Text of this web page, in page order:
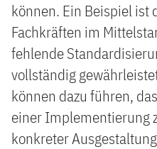
können. Ein Beispiel ist
Fachkräften im
fehlende
vollständig
können dazu führen,
einer Implementierung
konkreter